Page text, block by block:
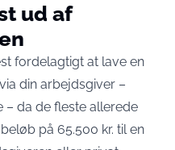
ud af
fordelagtigt at lave en
din arbejdsgiver –
– da de fleste allerede
på 65.500 kr. til en